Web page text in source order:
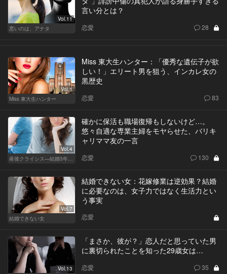
Vol.11
悪いのは、アナタ
言い分とは？
恋愛 28
Vol.1
Miss 東大生ハンター
Miss 東大生ハンター：「優秀な遺伝子が欲
しい！」エリート男を狙う、インカレ女の
黒歴史
恋愛 83
Vol.4
産後クライシス—結婚3年目の波乱—
確かに保活も職場復帰もしないけど…。
悠々自適な専業主婦をモヤらせた、バリキ
ャリママ友の一言
恋愛 130
Vol.7
結婚できない女
結婚できない女：花嫁修業は逆効果？結婚
に必要なのは、女子力ではなく生活力とい
う事実
恋愛
Vol.13
「まさか、彼が？」恋人だと思っていた男
に裏切られたことを知った29歳女は…
恋愛 35